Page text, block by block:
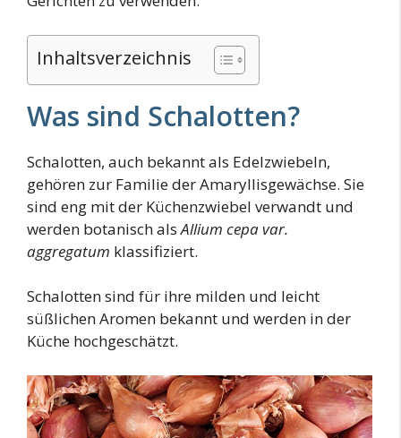
Inhaltsverzeichnis
Was sind Schalotten?
Schalotten, auch bekannt als Edelzwiebeln,
gehören zur Familie der Amaryllisgewächse. Sie
sind eng mit der Küchenzwiebel verwandt und
werden botanisch alsAllium cepa var.
aggregatum klassifiziert.
Schalotten sind für ihre milden und leicht
süßlichen Aromen bekannt und werden in der
Küche hochgeschätzt.